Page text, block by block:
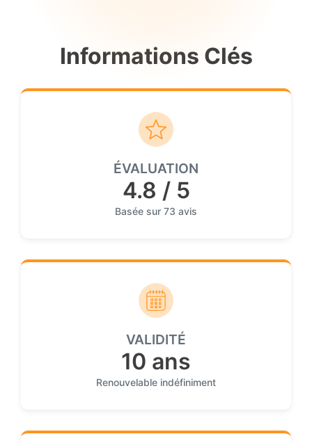
Informations Clés
ÉVALUATION
4.8 / 5
Basée sur 73 avis
VALIDITÉ
10 ans
Renouvelable indéfiniment